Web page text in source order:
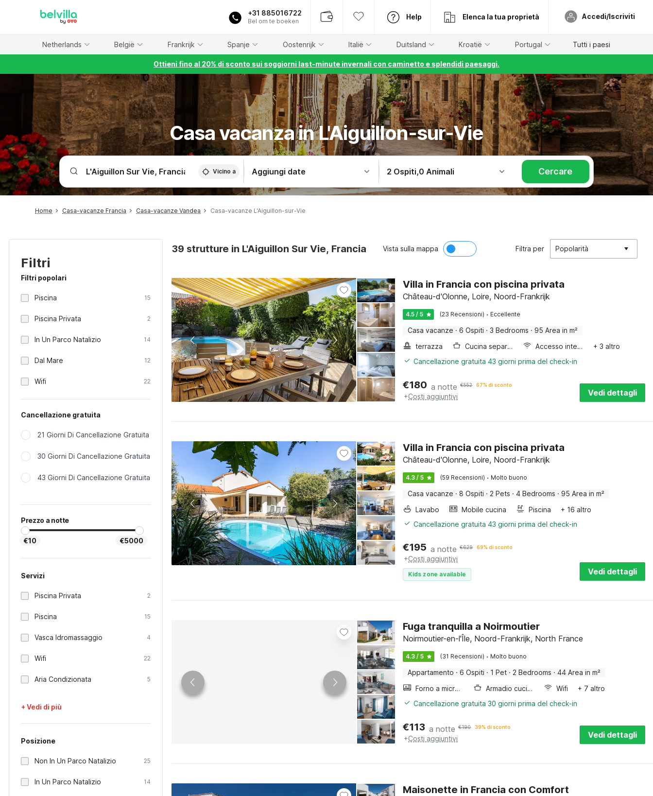
+31 885016722
Bel om te boeken
Help Elenca la tua proprietà Accedi/Iscriviti
Netherlands België Frankrijk Spanje Oostenrijk Italië Duitsland Kroatië Portugal Tutti i paesi
Ottieni fino al 20% di sconto sui soggiorni last-minute invernali con caminetto e splendidi paesaggi.
Casa vacanza in L'Aiguillon-sur-Vie
Vicino a Aggiungi date 2 Ospiti,0 Animali Cercare
Home Casa-vacanze Francia Casa-vacanze Vandea Casa-vacanze L'Aiguillon-sur-Vie
Filtri
Filtri popolari
Piscina 15
Piscina Privata 2
In Un Parco Natalizio 14
Dal Mare 12
Wifi 22
Cancellazione gratuita
21 Giorni Di Cancellazione Gratuita
30 Giorni Di Cancellazione Gratuita
43 Giorni Di Cancellazione Gratuita
Prezzo a notte
€10 €5000
Servizi
Piscina Privata 2
Piscina 15
Vasca Idromassaggio 4
Wifi 22
Aria Condizionata 5
+ Vedi di più
Posizione
Non In Un Parco Natalizio 25
In Un Parco Natalizio 14
39 strutture in L'Aiguillon Sur Vie, Francia Vista sulla mappa Filtra per Popolarità
Villa in Francia con piscina privata
Château-d'Olonne, Loire, Noord-Frankrijk
4.5 / 5 (23 Recensioni) · Eccellente
Casa vacanze · 6 Ospiti · 3 Bedrooms · 95 Area in m²
terrazza
Cucina separata Accesso internet
+ 3 altro
Cancellazione gratuita 43 giorni prima del check-in
€180 a notte €552 67% di sconto
+Costi aggiuntivi Vedi dettagli
Villa in Francia con piscina privata
Château-d'Olonne, Loire, Noord-Frankrijk
4.3 / 5 (59 Recensioni) · Molto buono
Casa vacanze · 8 Ospiti · 2 Pets · 4 Bedrooms · 95 Area in m²
Lavabo
Mobile cucina Piscina
+ 16 altro
Cancellazione gratuita 43 giorni prima del check-in
€195 a notte €629 69% di sconto
+Costi aggiuntivi
Kids zone available Vedi dettagli
Fuga tranquilla a Noirmoutier
Noirmoutier-en-l'Île, Noord-Frankrijk, North France
4.3 / 5 (31 Recensioni) · Molto buono
Appartamento · 6 Ospiti · 1 Pet · 2 Bedrooms · 44 Area in m²
Forno a microonde combinato
Armadio cucina Wifi
+ 7 altro
Cancellazione gratuita 30 giorni prima del check-in
€113 a notte €190 39% di sconto
+Costi aggiuntivi Vedi dettagli
Maisonette in Francia con Comfort